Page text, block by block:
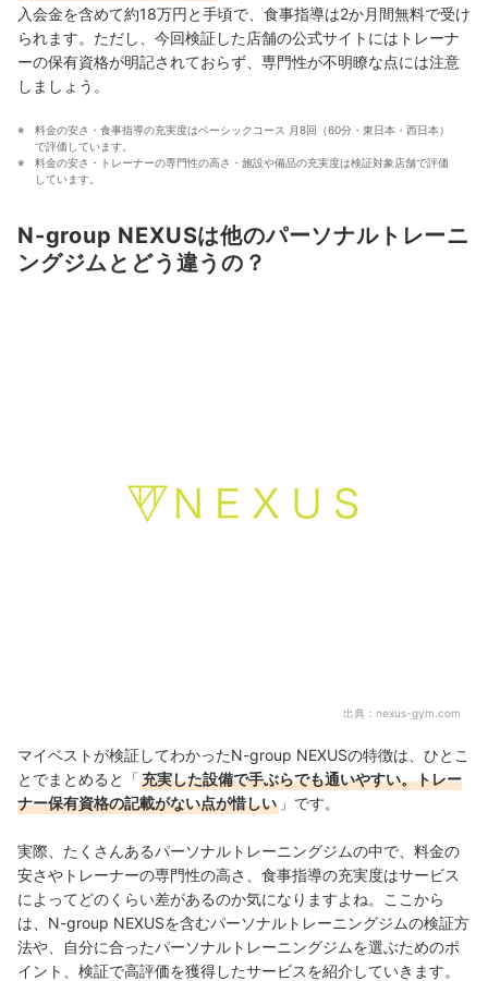
入会金を含めて約18万円と手頃で、食事指導は2か月間無料で受け
られます。ただし、今回検証した店舗の公式サイトにはトレーナ
ーの保有資格が明記されておらず、専門性が不明瞭な点には注意
しましょう。
料金の安さ・食事指導の充実度はベーシックコース 月8回（60分・東日本・西日本）
で評価しています。
料金の安さ・トレーナーの専門性の高さ・施設や備品の充実度は検証対象店舗で評価
しています。
N-group NEXUSは他のパーソナルトレーニ
ングジムとどう違うの？
出典： nexus-gym.com
マイベストが検証してわかったN-group NEXUSの特徴は、ひとこ
とでまとめると「充実した設備で手ぶらでも通いやすい。トレー
ナー保有資格の記載がない点が惜しい 」です。
実際、たくさんあるパーソナルトレーニングジムの中で、料金の
安さやトレーナーの専門性の高さ、食事指導の充実度はサービス
によってどのくらい差があるのか気になりますよね。ここから
は、N-group NEXUSを含むパーソナルトレーニングジムの検証方
法や、自分に合ったパーソナルトレーニングジムを選ぶためのポ
イント、検証で高評価を獲得したサービスを紹介していきます。